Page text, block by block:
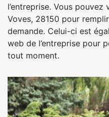
l’entreprise. Vous
Voves, 28150 pour
demande. Celui-ci est
web de l’entreprise pour
tout moment.